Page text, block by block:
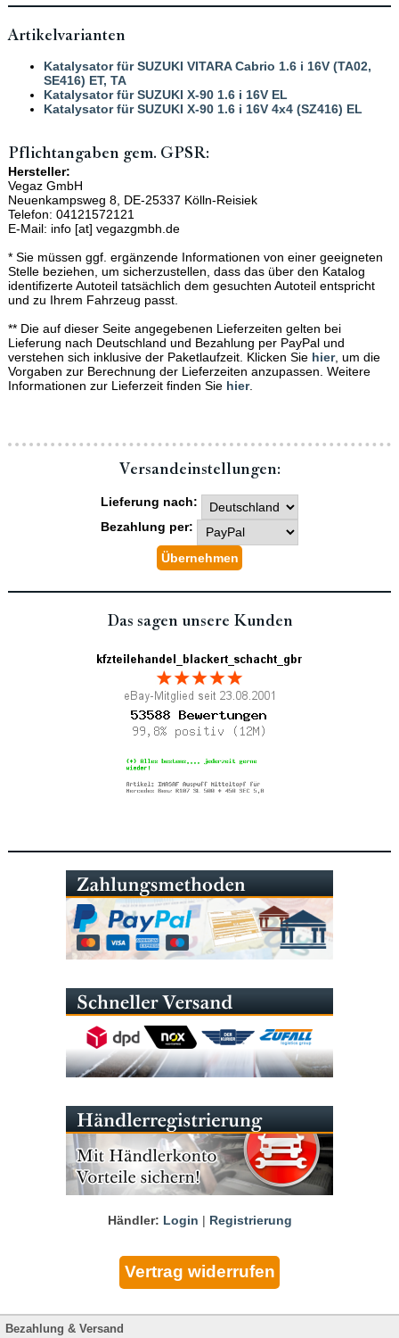
Artikelvarianten
Katalysator für SUZUKI VITARA Cabrio 1.6 i 16V (TA02,
SE416) ET, TA
Katalysator für SUZUKI X-90 1.6 i 16V EL
Katalysator für SUZUKI X-90 1.6 i 16V 4x4 (SZ416) EL
Pflichtangaben gem. GPSR:
Hersteller:
Vegaz GmbH
Neuenkampsweg 8, DE-25337 Kölln-Reisiek
Telefon: 04121572121
E-Mail: info [at] vegazgmbh.de
* Sie müssen ggf. ergänzende Informationen von einer geeigneten
Stelle beziehen, um sicherzustellen, dass das über den Katalog
identifizerte Autoteil tatsächlich dem gesuchten Autoteil entspricht
und zu Ihrem Fahrzeug passt.
** Die auf dieser Seite angegebenen Lieferzeiten gelten bei
Lieferung nach Deutschland und Bezahlung per PayPal und
verstehen sich inklusive der Paketlaufzeit. Klicken Sie hier, um die
Vorgaben zur Berechnung der Lieferzeiten anzupassen. Weitere
Informationen zur Lieferzeit finden Sie hier.
Versand­einstellungen:
Lieferung nach:
Bezahlung per:
Das sagen unsere Kunden
Händler: Login | Registrierung
Bezahlung & Versand